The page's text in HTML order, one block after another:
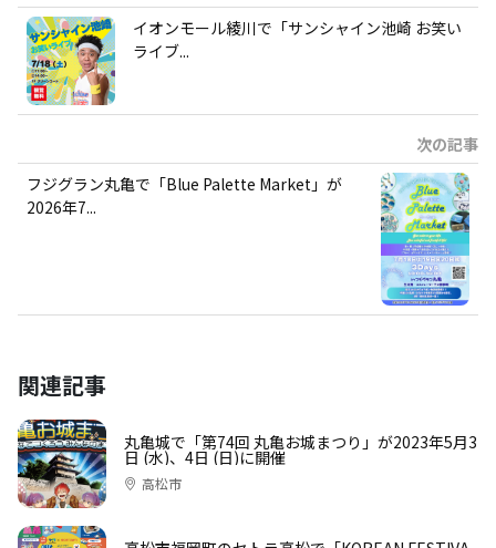
イオンモール綾川で「サンシャイン池崎 お笑い
ライブ...
次の記事
フジグラン丸亀で「Blue Palette Market」が
2026年7...
関連記事
丸亀城で「第74回 丸亀お城まつり」が2023年5月3
日 (水)、4日 (日)に開催
高松市